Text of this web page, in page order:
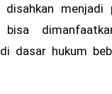
menjadi
bisa
dasar hukum